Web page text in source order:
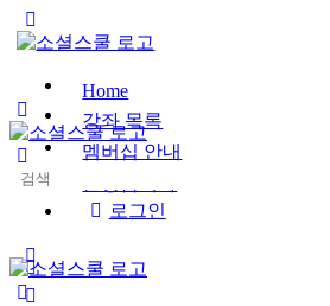
Side
Home
강좌 목록
멤버십 안내
로그인
options
Search